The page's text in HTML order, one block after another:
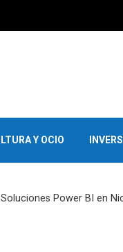
Y OCIO
Soluciones Power BI en